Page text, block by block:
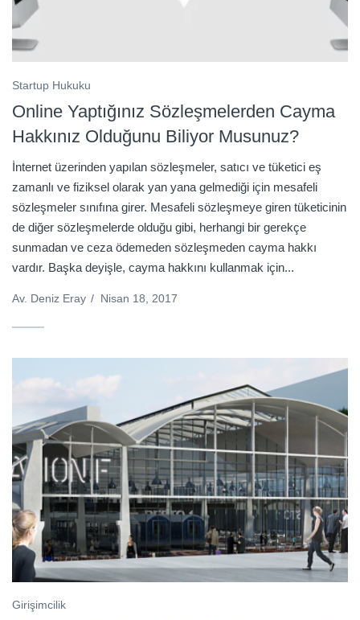
Startup Hukuku
Online Yaptığınız Sözleşmelerden Cayma
Hakkınız Olduğunu Biliyor Musunuz?
İnternet üzerinden yapılan sözleşmeler, satıcı ve tüketici eş
zamanlı ve fiziksel olarak yan yana gelmediği için mesafeli
sözleşmeler sınıfına girer. Mesafeli sözleşmeye giren tüketicinin
de diğer sözleşmelerde olduğu gibi, herhangi bir gerekçe
sunmadan ve ceza ödemeden sözleşmeden cayma hakkı
vardır. Başka deyişle, cayma hakkını kullanmak için...
Av. Deniz Eray / Nisan 18, 2017
Girişimcilik